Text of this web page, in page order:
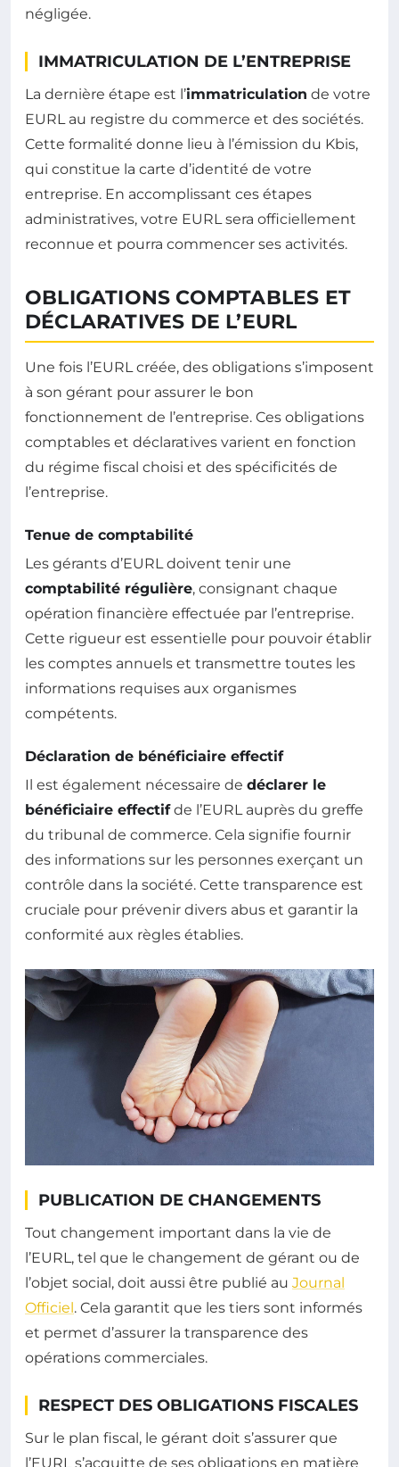
négligée.
IMMATRICULATION DE L’ENTREPRISE
La dernière étape est l’immatriculation de votre
EURL au registre du commerce et des sociétés.
Cette formalité donne lieu à l’émission du Kbis,
qui constitue la carte d’identité de votre
entreprise. En accomplissant ces étapes
administratives, votre EURL sera officiellement
reconnue et pourra commencer ses activités.
OBLIGATIONS COMPTABLES ET
DÉCLARATIVES DE L’EURL
Une fois l’EURL créée, des obligations s’imposent
à son gérant pour assurer le bon
fonctionnement de l’entreprise. Ces obligations
comptables et déclaratives varient en fonction
du régime fiscal choisi et des spécificités de
l’entreprise.
Tenue de comptabilité
Les gérants d’EURL doivent tenir une
comptabilité régulière, consignant chaque
opération financière effectuée par l’entreprise.
Cette rigueur est essentielle pour pouvoir établir
les comptes annuels et transmettre toutes les
informations requises aux organismes
compétents.
Déclaration de bénéficiaire effectif
Il est également nécessaire de déclarer le
bénéficiaire effectifde l’EURL auprès du greffe
du tribunal de commerce. Cela signifie fournir
des informations sur les personnes exerçant un
contrôle dans la société. Cette transparence est
cruciale pour prévenir divers abus et garantir la
conformité aux règles établies.
PUBLICATION DE CHANGEMENTS
Tout changement important dans la vie de
l’EURL, tel que le changement de gérant ou de
l’objet social, doit aussi être publié au Journal
Officiel . Cela garantit que les tiers sont informés
et permet d’assurer la transparence des
opérations commerciales.
RESPECT DES OBLIGATIONS FISCALES
Sur le plan fiscal, le gérant doit s’assurer que
l’EURL s’acquitte de ses obligations en matière